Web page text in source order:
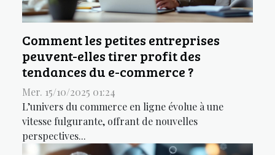
Comment les petites entreprises
peuvent-elles tirer profit des
tendances du e-commerce ?
Mer. 15/10/2025 01:24
L’univers du commerce en ligne évolue à une
vitesse fulgurante, offrant de nouvelles
perspectives...